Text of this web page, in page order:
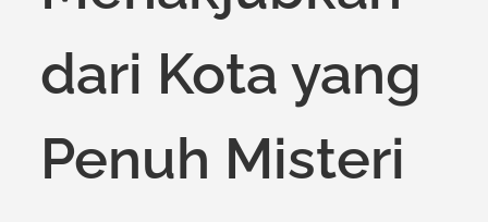
dari Kota yang
Penuh Misteri